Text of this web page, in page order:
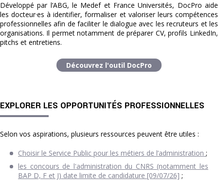
Développé par l’ABG, le Medef et France Universités, DocPro aide
les docteur·es à identifier, formaliser et valoriser leurs compétences
professionnelles afin de faciliter le dialogue avec les recruteurs et les
organisations. Il permet notamment de préparer CV, profils LinkedIn,
pitchs et entretiens.
Découvrez l'outil DocPro
EXPLORER LES OPPORTUNITÉS PROFESSIONNELLES
Selon vos aspirations, plusieurs ressources peuvent être utiles :
Choisir le Service Public pour les métiers de l’administration ;
les concours de l'administration du CNRS (notamment les
BAP D, F et J) date limite de candidature [09/07/26] ;